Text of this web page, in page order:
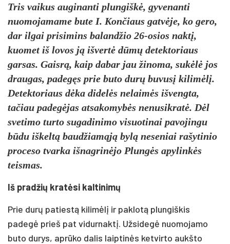
Tris vaikus auginanti plungiškė, gyvenanti
nuomojamame bute I. Končiaus gatvėje, ko gero,
dar ilgai prisimins balandžio 26-osios naktį,
kuomet iš lovos ją išvertė dūmų detektoriaus
garsas. Gaisrą, kaip dabar jau žinoma, sukėlė jos
draugas, padegęs prie buto durų buvusį kilimėlį.
Detektoriaus dėka didelės nelaimės išvengta,
tačiau padegėjas atsakomybės nenusikratė. Dėl
svetimo turto sugadinimo visuotinai pavojingu
būdu iškeltą baudžiamąją bylą neseniai rašytinio
proceso tvarka išnagrinėjo Plungės apylinkės
teismas.
Iš pradžių kratėsi kaltinimų
Prie durų patiestą kilimėlį ir paklotą plungiškis
padegė prieš pat vidurnaktį. Užsidegė nuomojamo
buto durys, aprūko dalis laiptinės ketvirto aukšto